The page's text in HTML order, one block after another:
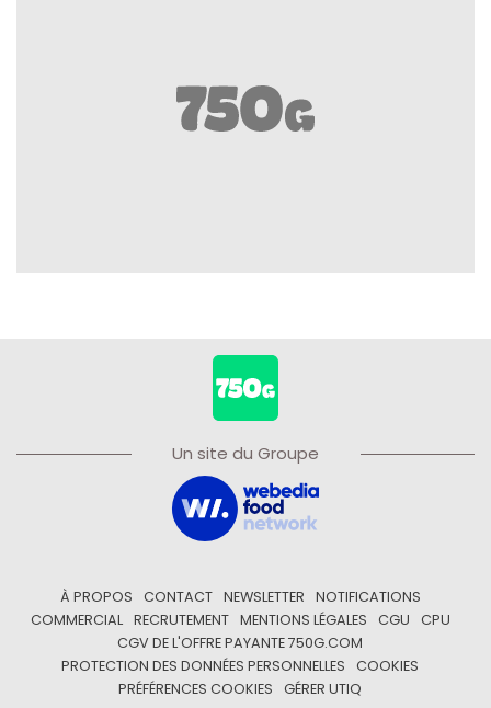
Un site du Groupe
À PROPOS CONTACT NEWSLETTER
NOTIFICATIONS
COMMERCIAL
RECRUTEMENT MENTIONS LÉGALES CGU
CPU
CGV DE L'OFFRE PAYANTE 750G.COM
PROTECTION DES DONNÉES PERSONNELLES
COOKIES
PRÉFÉRENCES COOKIES
GÉRER UTIQ